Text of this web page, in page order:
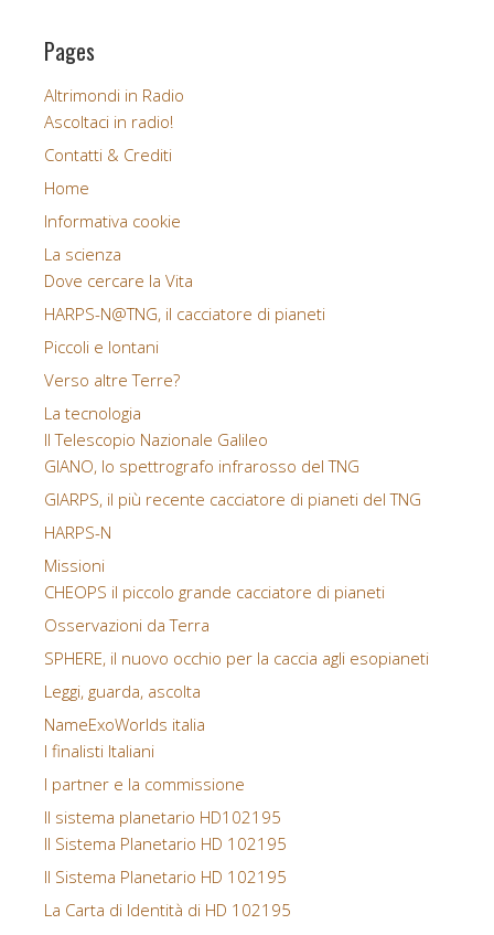
Pages
Altrimondi in Radio
Ascoltaci in radio!
Contatti & Crediti
Home
Informativa cookie
La scienza
Dove cercare la Vita
HARPS-N@TNG, il cacciatore di pianeti
Piccoli e lontani
Verso altre Terre?
La tecnologia
Il Telescopio Nazionale Galileo
GIANO, lo spettrografo infrarosso del TNG
GIARPS, il più recente cacciatore di pianeti del TNG
HARPS-N
Missioni
CHEOPS il piccolo grande cacciatore di pianeti
Osservazioni da Terra
SPHERE, il nuovo occhio per la caccia agli esopianeti
Leggi, guarda, ascolta
NameExoWorlds italia
I finalisti Italiani
I partner e la commissione
Il sistema planetario HD102195
Il Sistema Planetario HD 102195
Il Sistema Planetario HD 102195
La Carta di Identità di HD 102195